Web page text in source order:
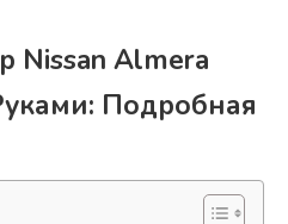
Nissan Almera
Подробная